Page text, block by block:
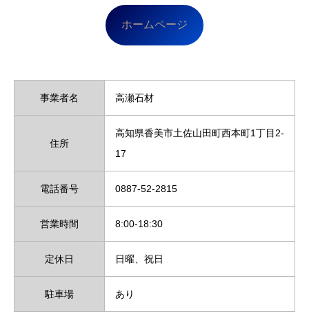
ホームページ
事業者名 高瀬石材
住所
高知県香美市土佐山田町西本町1丁目2-
17
電話番号 0887-52-2815
営業時間 8:00-18:30
定休日 日曜、祝日
駐車場 あり